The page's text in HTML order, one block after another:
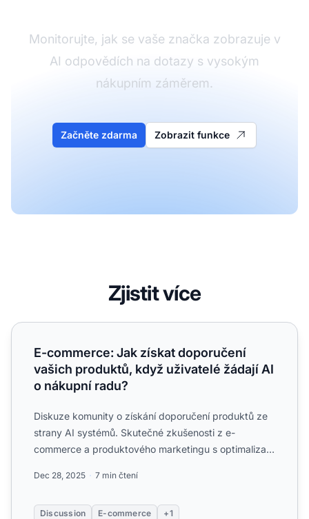
Monitorujte, jak se vaše značka zobrazuje v
AI odpovědích na dotazy s vysokým
nákupním záměrem.
Začněte zdarma Zobrazit funkce
Zjistit více
E-commerce: Jak získat doporučení vašich produktů,
E-commerce: Jak získat doporučení
vašich produktů, když uživatelé žádají AI
o nákupní radu?
Diskuze komunity o získání doporučení produktů ze
strany AI systémů. Skutečné zkušenosti z e-
commerce a produktového marketingu s optimalizací
Dec 28, 2025 7 min čtení
Discussion E-commerce +1